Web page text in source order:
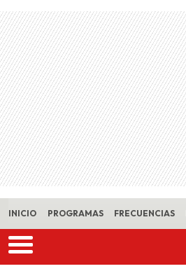
Skip to main content
INICIO PROGRAMAS FRECUENCIAS